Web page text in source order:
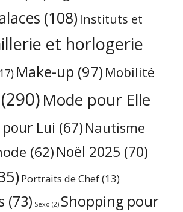
(108) Instituts et
et horlogerie
Make-up (97) Mobilité
(290)Mode pour Elle
Lui (67) Nautisme
(62)Noël 2025 (70)
Portraits de Chef(13)
(73) Sexo (2) Shopping pour